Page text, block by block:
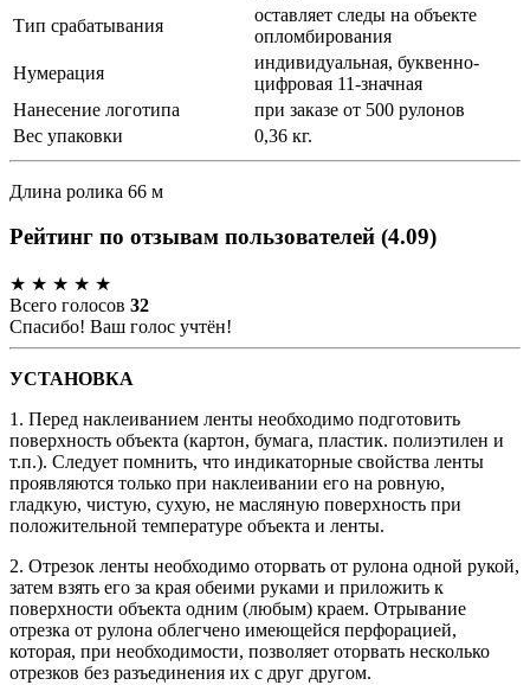
Тип срабатывания
оставляет следы на объекте
опломбирования
Нумерация
индивидуальная, буквенно-
цифровая 11-значная
Нанесение логотипа
при заказе от 500 рулонов
Вес упаковки
0,36 кг.
Длина ролика 66 м
Рейтинг по отзывам пользователей (4.09)
★ ★ ★ ★ ★
Всего голосов 32
Спасибо! Ваш голос учтён!
УСТАНОВКА
1. Перед наклеиванием ленты необходимо подготовить
поверхность объекта (картон, бумага, пластик. полиэтилен и
т.п.). Следует помнить, что индикаторные свойства ленты
проявляются только при наклеивании его на ровную,
гладкую, чистую, сухую, не масляную поверхность при
положительной температуре объекта и ленты.
2. Отрезок ленты необходимо оторвать от рулона одной рукой,
затем взять его за края обеими руками и приложить к
поверхности объекта одним (любым) краем. Отрывание
отрезка от рулона облегчено имеющейся перфорацией,
которая, при необходимости, позволяет оторвать несколько
отрезков без разъединения их с друг другом.